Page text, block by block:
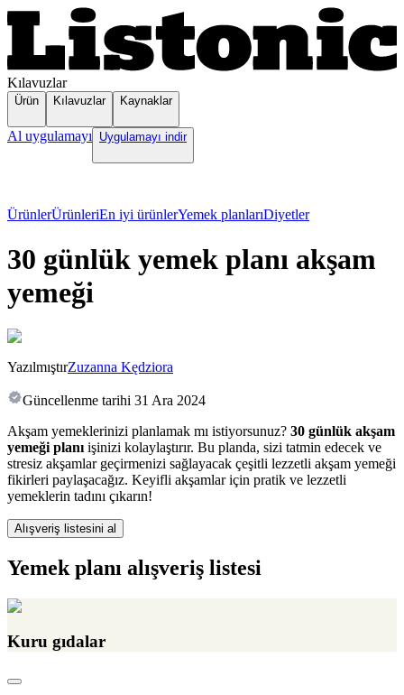
Kılavuzlar
Ürün Kılavuzlar Kaynaklar
Al uygulamayı Uygulamayı indir
ÜrünlerÜrünleriEn iyi ürünlerYemek planlarıDiyetler
30 günlük yemek planı akşam
yemeği
YazılmıştırZuzanna Kędziora
Güncellenme tarihi 31 Ara 2024
Akşam yemeklerinizi planlamak mı istiyorsunuz? 30 günlük akşam
yemeği planı işinizi kolaylaştırır. Bu planda, sizi tatmin edecek ve
stresiz akşamlar geçirmenizi sağlayacak çeşitli lezzetli akşam yemeği
fikirleri paylaşacağız. Keyifli akşamlar için pratik ve lezzetli
yemeklerin tadını çıkarın!
Alışveriş listesini al
Yemek planı alışveriş listesi
Kuru gıdalar